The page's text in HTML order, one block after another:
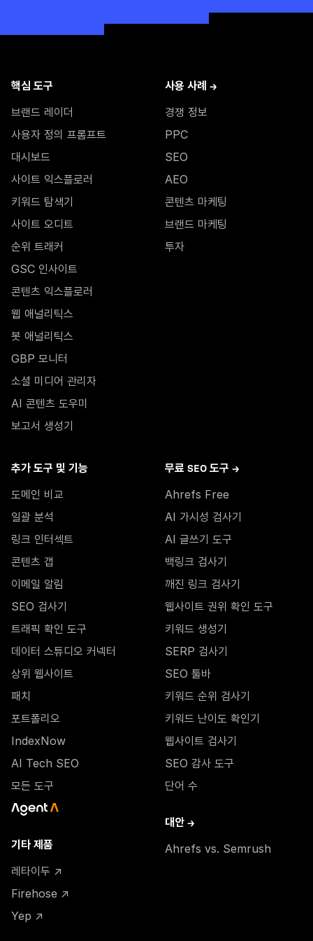
핵심 도구
브랜드 레이더
사용자 정의 프롬프트
대시보드
사이트 익스플로러
키워드 탐색기
사이트 오디트
순위 트래커
GSC 인사이트
콘텐츠 익스플로러
웹 애널리틱스
봇 애널리틱스
GBP 모니터
소셜 미디어 관리자
AI 콘텐츠 도우미
보고서 생성기
사용 사례 →
경쟁 정보
PPC
SEO
AEO
콘텐츠 마케팅
브랜드 마케팅
투자
추가 도구 및 기능
도메인 비교
일괄 분석
링크 인터섹트
콘텐츠 갭
이메일 알림
SEO 검사기
트래픽 확인 도구
데이터 스튜디오 커넥터
상위 웹사이트
패치
포트폴리오
IndexNow
AI Tech SEO
모든 도구
기타 제품
레타이두 ↗
Firehose ↗
Yep ↗
무료 SEO 도구 →
Ahrefs Free
AI 가시성 검사기
AI 글쓰기 도구
백링크 검사기
깨진 링크 검사기
웹사이트 권위 확인 도구
키워드 생성기
SERP 검사기
SEO 툴바
키워드 순위 검사기
키워드 난이도 확인기
웹사이트 검사기
SEO 감사 도구
단어 수
대안 →
Ahrefs vs. Semrush